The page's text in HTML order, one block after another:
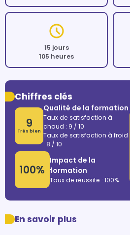
15 jours
105 heures
Chiffres clés
9
Très bien
Qualité de la formation
Taux de satisfaction à
chaud : 9 / 10
Taux de satisfaction à froid
: 8 / 10
100%
Impact de la
formation
Taux de réussite : 100%
En savoir plus